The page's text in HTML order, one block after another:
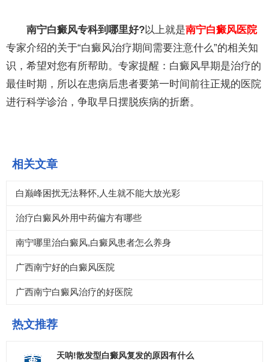
南宁白癜风专科到哪里好?以上就是南宁白癜风医院
专家介绍的关于“白癜风治疗期间需要注意什么”的相关知
识，希望对您有所帮助。专家提醒：白癜风早期是治疗的
最佳时期，所以在患病后患者要第一时间前往正规的医院
进行科学诊治，争取早日摆脱疾病的折磨。
相关文章
白巅峰困扰无法释怀,人生就不能大放光彩
治疗白癜风外用中药偏方有哪些
南宁哪里治白癜风,白癜风患者怎么养身
广西南宁好的白癜风医院
广西南宁白癜风治疗的好医院
热文推荐
天呐!散发型白癜风复发的原因有什么